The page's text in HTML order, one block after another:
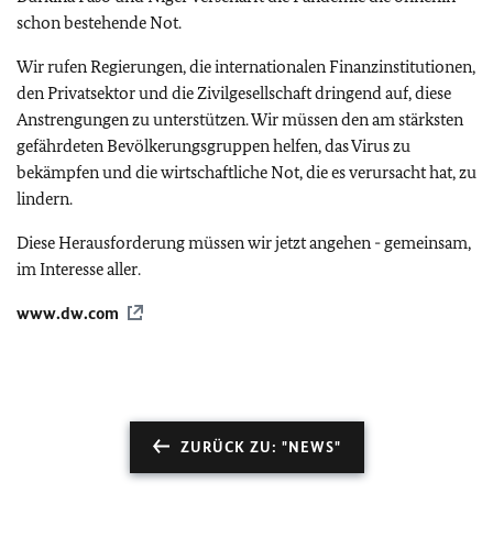
schon bestehende Not.
Wir rufen Regierungen, die internationalen Finanzinstitutionen,
den Privatsektor und die Zivilgesellschaft dringend auf, diese
Anstrengungen zu unterstützen. Wir müssen den am stärksten
gefährdeten Bevölkerungsgruppen helfen, das Virus zu
bekämpfen und die wirtschaftliche Not, die es verursacht hat, zu
lindern.
Diese Herausforderung müssen wir jetzt angehen - gemeinsam,
im Interesse aller.
www.dw.com
ZURÜCK ZU: "NEWS"